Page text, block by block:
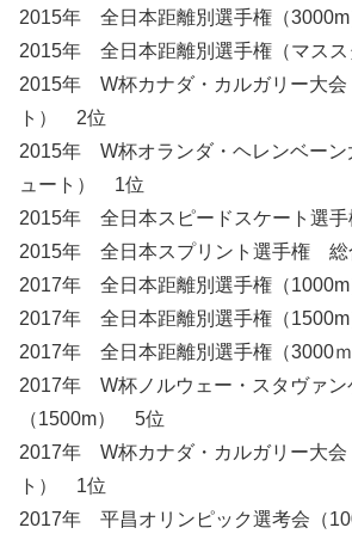
2015年 全日本距離別選手権（
2015年 全日本距離別選手権（マス
2015年 W杯カナダ・カルガリー大会
ト） 2位
2015年 W杯オランダ・ヘレンベーン
ュート） 1位
2015年 全日本スピードスケート選
2015年 全日本スプリント選手権 総
2017年 全日本距離別選手権（
2017年 全日本距離別選手権（
2017年 全日本距離別選手権（3000
2017年 W杯ノルウェー・スタヴァン
（1500m） 5位
2017年 W杯カナダ・カルガリー大会
ト） 1位
2017年 平昌オリンピック選考会（